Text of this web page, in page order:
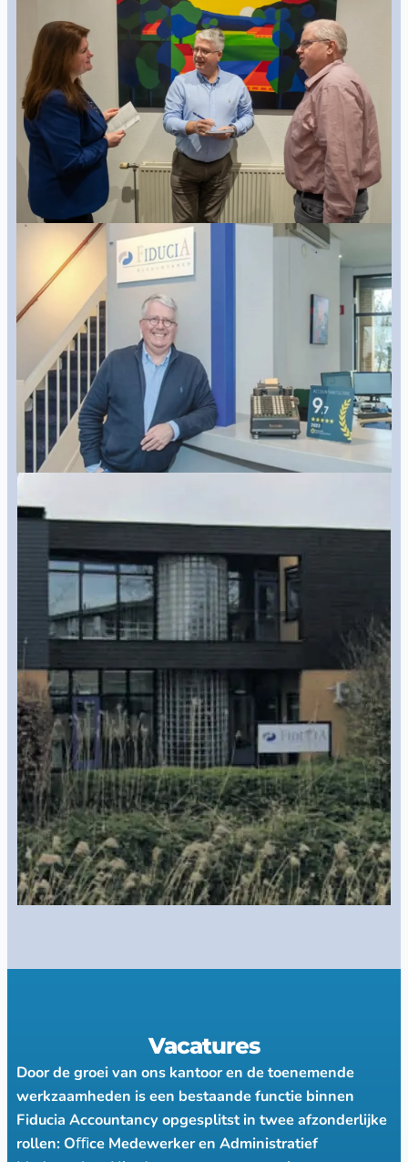
Vacatures
Door de groei van ons kantoor en de toenemende
werkzaamheden is een bestaande functie binnen
Fiducia Accountancy opgesplitst in twee afzonderlijke
rollen: Oﬃce Medewerker en Administratief